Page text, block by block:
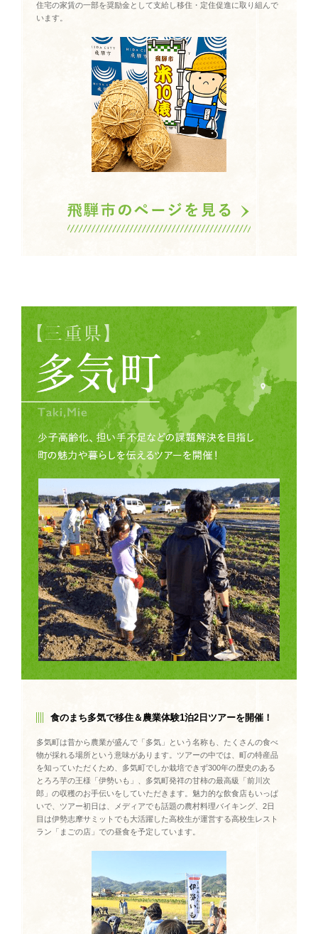
住宅の家賃の一部を奨励金として支給し移住・定住促進に取り組んで
います。
食のまち多気で移住＆農業体験1泊2日ツアーを開催！
多気町は昔から農業が盛んで「多気」という名称も、たくさんの食べ
物が採れる場所という意味があります。ツアーの中では、町の特産品
を知っていただくため、多気町でしか栽培できず300年の歴史のある
とろろ芋の王様「伊勢いも」、多気町発祥の甘柿の最高級「前川次
郎」の収穫のお手伝いをしていただきます。魅力的な飲食店もいっぱ
いで、ツアー初日は、メディアでも話題の農村料理バイキング、2日
目は伊勢志摩サミットでも大活躍した高校生が運営する高校生レスト
ラン「まごの店」での昼食を予定しています。